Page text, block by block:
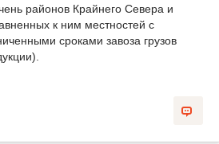
районов Крайнего Севера и
к ним местностей с
сроками завоза грузов